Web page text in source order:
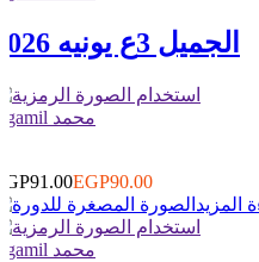
الجميل 3ع يونيه 2026
elgamil محمد
EGP90.00
المزيد
elgamil محمد